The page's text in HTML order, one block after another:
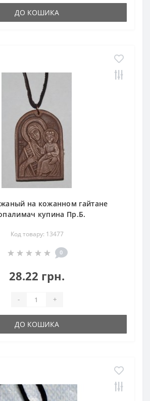
ДО КОШИКА
на кожанном гайтане
купина Пр.Б.
Код товару: 13477
0
28.22 грн.
- +
ДО КОШИКА